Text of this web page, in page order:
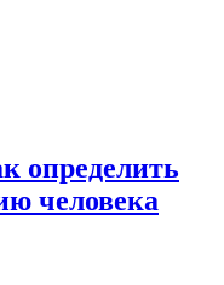
определить
человека